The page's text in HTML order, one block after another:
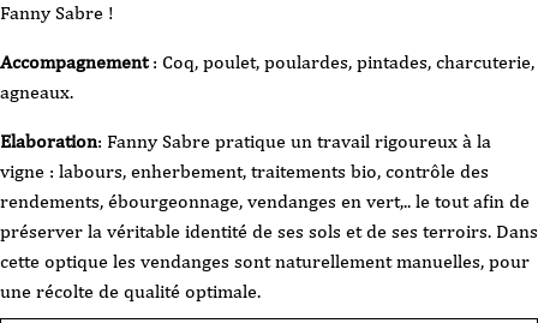
Fanny Sabre !
Accompagnement: Coq, poulet, poulardes, pintades, charcuterie,
agneaux.
Elaboration: Fanny Sabre pratique un travail rigoureux à la
vigne : labours, enherbement, traitements bio, contrôle des
rendements, ébourgeonnage, vendanges en vert,.. le tout afin de
préserver la véritable identité de ses sols et de ses terroirs. Dans
cette optique les vendanges sont naturellement manuelles, pour
une récolte de qualité optimale.
-
2024-